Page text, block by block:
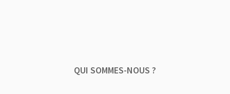
QUI SOMMES-NOUS ?